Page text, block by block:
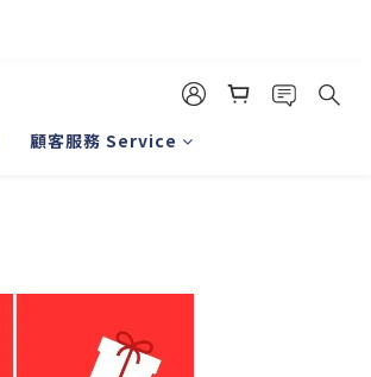
顧客服務 Service